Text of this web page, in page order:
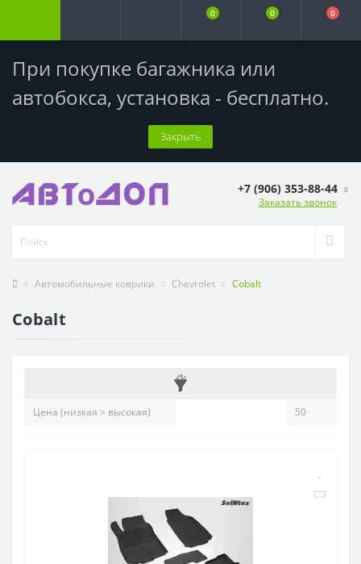
При покупке багажника или
автобокса, установка - бесплатно.
Закрыть
0 0 0
+7 (906) 353-88-44
Заказать звонок
Автомобильные коврики Chevrolet Cobalt
Cobalt